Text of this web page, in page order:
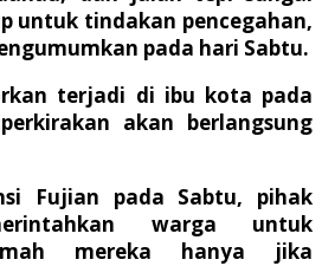
untuk tindakan pencegahan,
pada hari Sabtu.
terjadi di ibu kota pada
akan berlangsung
Fujian pada Sabtu, pihak
warga untuk
mereka hanya jika